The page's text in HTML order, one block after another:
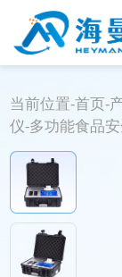
当前位置-首页-
仪-多功能食品